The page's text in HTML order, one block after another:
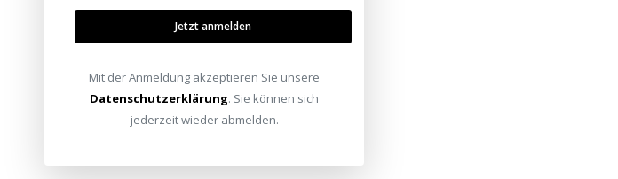
Jetzt anmelden
Mit der Anmeldung akzeptieren Sie unsere
Datenschutzerklärung. Sie können sich
jederzeit wieder abmelden.